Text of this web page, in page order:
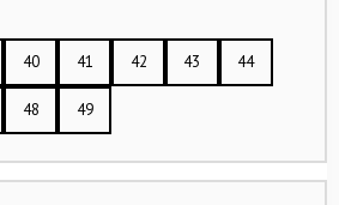
40 41 42 43 44
48 49